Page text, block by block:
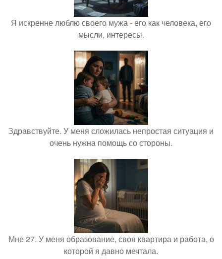
Я искренне люблю своего мужа - его как человека, его
мысли, интересы.
Здравствуйте. У меня сложилась непростая ситуация и
очень нужна помощь со стороны.
Мне 27. У меня образование, своя квартира и работа, о
которой я давно мечтала.